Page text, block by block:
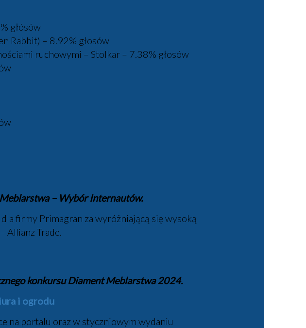
głósów
Rabbit) – 8.92% głosów
ruchowymi – Stolkar – 7.38% głosów
– Wybór Internautów.
firmy Primagran za wyróżniającą się wysoką
Allianz Trade.
konkursu Diament Meblarstwa 2024.
i ogrodu
na portalu oraz w styczniowym wydaniu